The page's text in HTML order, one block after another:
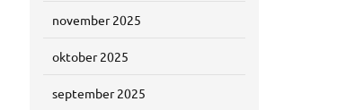
november 2025
oktober 2025
september 2025